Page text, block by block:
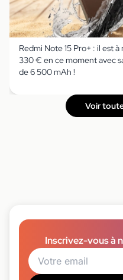
Redmi Note 15 Pro+ : il est à
330 € en ce moment avec
de 6 500 mAh !
Voir
Inscrivez-vous à